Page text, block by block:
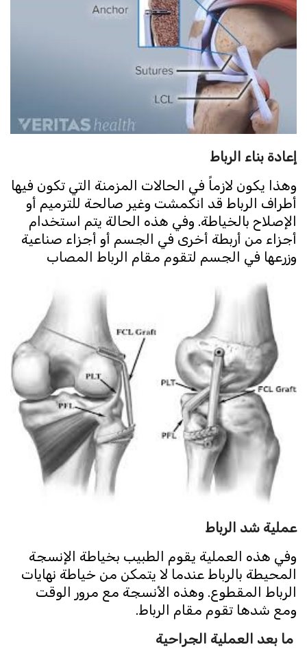
إعادة بناء الرباط
وهذا يكون لازماً في الحالات المزمنة التي تكون فيها
أطراف الرباط قد انكمشت وغير صالحة للترميم أو
الإصلاح بالخياطة. وفي هذه الحالة يتم استخدام
أجزاء من أربطة أخرى في الجسم أو أجزاء صناعية
وزرعها في الجسم لتقوم مقام الرباط المصاب
عملية شد الرباط
وفي هذه العملية يقوم الطبيب بخياطة الإنسجة
المحيطة بالرباط عندما لا يتمكن من خياطة نهايات
الرباط المقطوع. وهذه الأنسجة مع مرور الوقت
ومع شدها تقوم مقام الرباط.
ما بعد العملية الجراحية